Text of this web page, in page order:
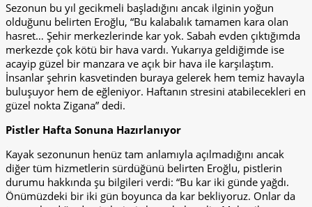
Sezonun bu yıl gecikmeli başladığını ancak ilginin yoğun
olduğunu belirten Eroğlu, “Bu kalabalık tamamen kara olan
hasret… Şehir merkezlerinde kar yok. Sabah evden çıktığımda
merkezde çok kötü bir hava vardı. Yukarıya geldiğimde ise
acayip güzel bir manzara ve açık bir hava ile karşılaştım.
İnsanlar şehrin kasvetinden buraya gelerek hem temiz havayla
buluşuyor hem de eğleniyor. Haftanın stresini atabilecekleri en
güzel nokta Zigana” dedi.
Pistler Hafta Sonuna Hazırlanıyor
Kayak sezonunun henüz tam anlamıyla açılmadığını ancak
diğer tüm hizmetlerin sürdüğünü belirten Eroğlu, pistlerin
durumu hakkında şu bilgileri verdi: “Bu kar iki günde yağdı.
Önümüzdeki bir iki gün boyunca da kar bekliyoruz. Onlar da